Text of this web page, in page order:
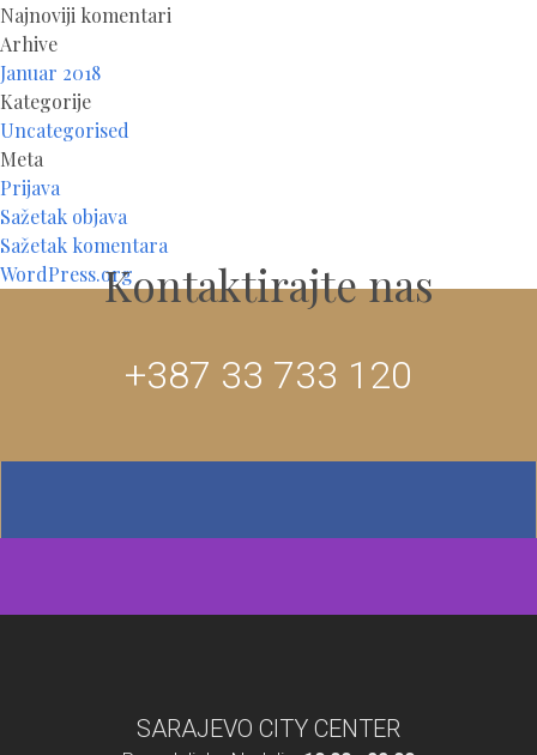
Najnoviji komentari
Arhive
Januar 2018
Kategorije
Uncategorised
Meta
Prijava
Sažetak objava
Sažetak komentara
WordPress.orgKontaktirajte nas
+387 33 733 120
SARAJEVO CITY CENTER